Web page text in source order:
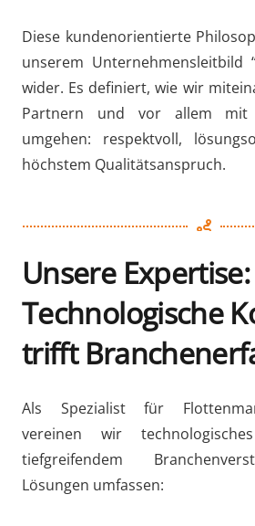
Diese kundenorientierte
unserem Unternehmensleitbild
wider. Es definiert, wie wir
Partnern und vor allem mit
umgehen: respektvoll,
höchstem Qualitätsanspruch.
Unsere Expertise:
Technologische
trifft
Als Spezialist für
vereinen wir
tiefgreifendem
Lösungen umfassen: